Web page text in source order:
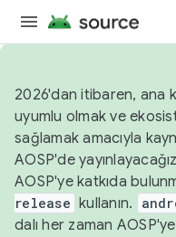
2026'dan itibaren, ana
uyumlu olmak ve
sağlamak amacıyla
AOSP'de
AOSP'ye katkıda
release kullanın.
dalı her zaman